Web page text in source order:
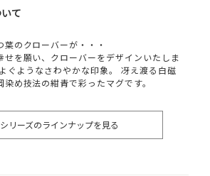
て
のクローバーが・・・
せを願い、クローバーをデザインいたしま
ぐようなさわやかな印象。 冴え渡る白磁
め技法の紺青で彩ったマグです。
リーズのラインナップを見る